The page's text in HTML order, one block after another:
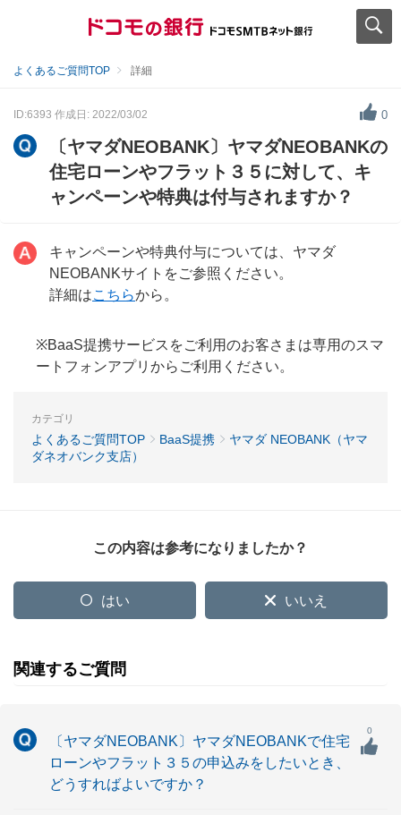
よくあるご質問TOP 詳細
ID:6393 作成日: 2022/03/02 0
〔ヤマダNEOBANK〕ヤマダNEOBANKの
住宅ローンやフラット３５に対して、キ
ャンペーンや特典は付与されますか？
キャンペーンや特典付与については、ヤマダ
NEOBANKサイトをご参照ください。
詳細はこちらから。
※BaaS提携サービスをご利用のお客さまは専用のスマ
ートフォンアプリからご利用ください。
カテゴリ
よくあるご質問TOP BaaS提携
ヤマダ NEOBANK（ヤマ
ダネオバンク支店）
この内容は参考になりましたか？
はい いいえ
関連するご質問
〔ヤマダNEOBANK〕ヤマダNEOBANKで住宅
ローンやフラット３５の申込みをしたいとき、
どうすればよいですか？
0